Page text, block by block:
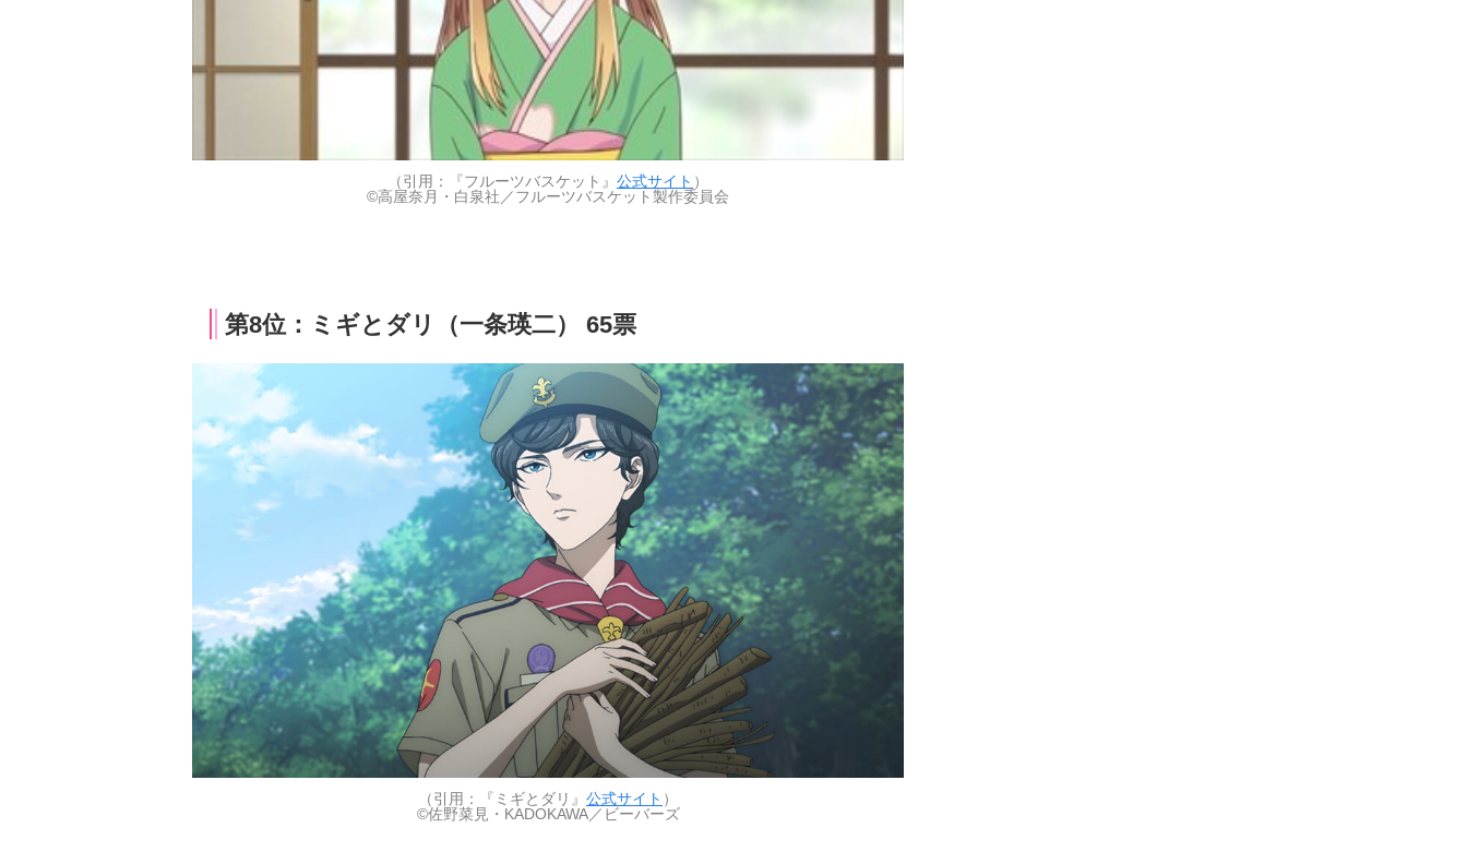
（引用：『フルーツバスケット』 公式サイト ）
©高屋奈月・白泉社／フルーツバスケット製作委員会
第8位：ミギとダリ（一条瑛二） 65票
（引用：『ミギとダリ』 公式サイト ）
©佐野菜見・KADOKAWA／ビーバーズ